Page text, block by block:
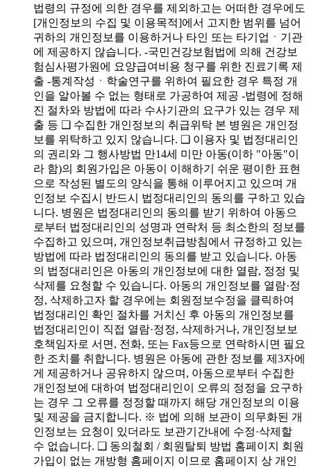
법령의 규정에 의한 경우를 제외하고는 어떠한 경우에도
[개인정보의 수집 및 이용목적]에서 고지한 범위를 넘어
귀하의 개인정보를 이용하거나 타인 또는 타기업ㆍ기관
에 제공하지 않습니다. -국민건강보험법에 의해 건강보
험심사평가원에 요양급여비용 청구를 위한 진료기록 제
출 -통계작성ㆍ학술연구를 위하여 필요한 경우 특정 개
인을 알아볼 수 없는 형태로 가공하여 제공 -법령에 정해
진 절차와 방법에 따라 수사기관의 요구가 있는 경우 제
출 등 ❑ 수집한 개인정보의 취급위탁 본 병원은 개인정
보를 위탁하고 있지 않습니다. ❑ 이용자 및 법정대리인
의 권리와 그 행사방법 만14세 미만 아동(이하 "아동"이
라 함)의 회원가입은 아동이 이해하기 쉬운 평이한 표현
으로 작성된 별도의 양식을 통해 이루어지고 있으며 개
인정보 수집시 반드시 법정대리인의 동의를 구하고 있습
니다. 병원은 법정대리인의 동의를 받기 위하여 아동으
로부터 법정대리인의 성명과 연락처 등 최소한의 정보를
수집하고 있으며, 개인정보취급방침에서 규정하고 있는
방법에 따라 법정대리인의 동의를 받고 있습니다. 아동
의 법정대리인은 아동의 개인정보에 대한 열람, 정정 및
삭제를 요청할 수 있습니다. 아동의 개인정보를 열람·정
정, 삭제하고자 할 경우에는 회원정보수정을 클릭하여
법정대리인 확인 절차를 거치신 후 아동의 개인정보를
법정대리인이 직접 열람·정정, 삭제하거나, 개인정보보
호책임자로 서면, 전화, 또는 Fax등으로 연락하시면 필요
한 조치를 취합니다. 병원은 아동에 관한 정보를 제3자에
게 제공하거나 공유하지 않으며, 아동으로부터 수집한
개인정보에 대하여 법정대리인이 오류의 정정을 요구하
는 경우 그 오류를 정정할 때까지 해당 개인정보의 이용
및 제공을 금지합니다. ※ 법에 의해 보관이 의무화된 개
인정보는 요청이 있더라도 보관기간내에 수정·삭제할
수 없습니다. ❑ 동의철회 / 회원탈퇴 방법 홈페이지 회원
가입이 없는 개방형 홈페이지 이므로 홈페이지 상 개인